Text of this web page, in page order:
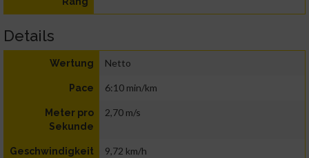
Details
Wertung Netto
Pace 6:10 min/km
Meter pro
Sekunde
2,70 m/s
Geschwindigkeit 9,72 km/h